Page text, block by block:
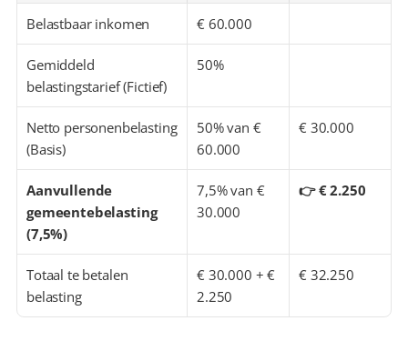
Belastbaar inkomen € 60.000
Gemiddeld
belastingstarief (Fictief)
50%
Netto personenbelasting
(Basis)
50% van €
60.000
€ 30.000
Aanvullende
gemeentebelasting
(7,5%)
7,5% van €
30.000
👉 € 2.250
Totaal te betalen
belasting
€ 30.000 + €
2.250
€ 32.250